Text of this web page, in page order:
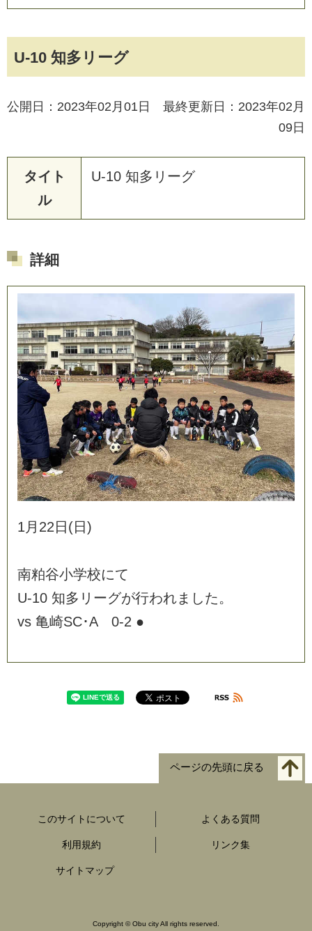
U-10 知多リーグ
公開日：2023年02月01日 最終更新日：2023年02月
09日
タイト
ル
U-10 知多 リ ーグ
詳細
1 月 22 日 (日 )
南粕谷小学校にて
U-10 知多 リ ーグが行われま した。
vs 亀崎SC･A 0-2 ●
ページの先頭に戻る
このサイトについて よくある質問
利用規約 リンク集
サイトマップ
Copyright ©Obu city All rights reserved.